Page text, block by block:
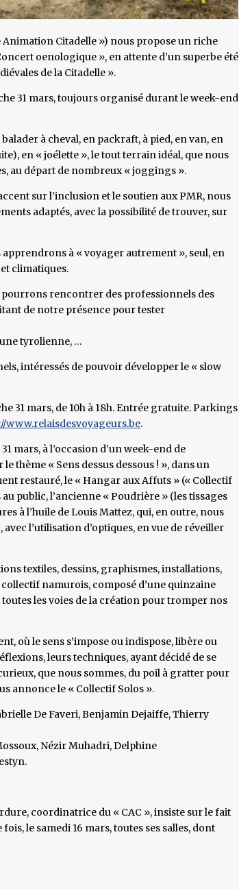
Animation Citadelle ») nous propose un riche
oenologique », en attente d’un superbe été
de la Citadelle ».
31 mars, toujours organisé durant le week-end
à cheval, en packraft, à pied, en van, en
en « joélette », le tout terrain idéal, que nous
au départ de nombreux « joggings ».
sur l’inclusion et le soutien aux PMR, nous
adaptés, avec la possibilité de trouver, sur
à « voyager autrement », seul, en
climatiques.
rencontrer des professionnels des
de notre présence pour tester
tyrolienne, …
intéressés de pouvoir développer le « slow
31 mars, de 10h à 18h. Entrée gratuite. Parkings
www.relaisdesvoyageurs.be.
mars, à l’occasion d’un week-end de
thème « Sens dessus dessous ! », dans un
restauré, le « Hangar aux Affuts » (« Collectif
public, l’ancienne « Poudrière » (les tissages
à l’huile de Louis Mattez, qui, en outre, nous
l’utilisation d’optiques, en vue de réveiller
textiles, dessins, graphismes, installations,
namurois, composé d’une quinzaine
les voies de la création pour tromper nos
où le sens s’impose ou indispose, libère ou
leurs techniques, ayant décidé de se
que nous sommes, du poil à gratter pour
annonce le « Collectif Solos ».
De Faveri, Benjamin Dejaiffe, Thierry
Nézir Muhadri, Delphine
coordinatrice du « CAC », insiste sur le fait
le samedi 16 mars, toutes ses salles, dont